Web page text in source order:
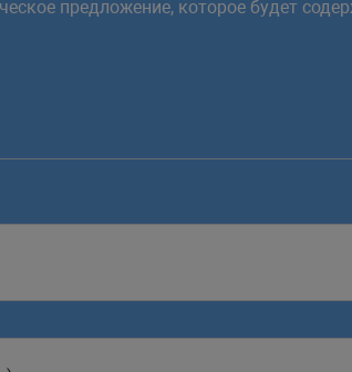
предложение, которое будет